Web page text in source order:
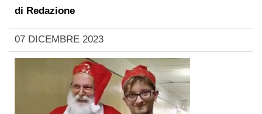
di Redazione
07 DICEMBRE 2023